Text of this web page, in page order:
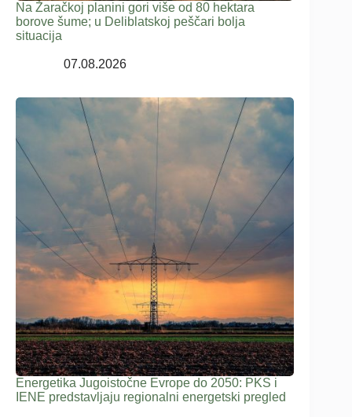
Na Žaračkoj planini gori više od 80 hektara
borove šume; u Deliblatskoj peščari bolja
situacija
07.08.2026
Energetika Jugoistočne Evrope do 2050: PKS i
IENE predstavljaju regionalni energetski pregled